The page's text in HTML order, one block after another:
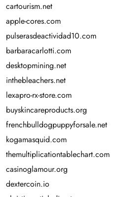
cartourism.net
apple-cores.com
pulserasdeactividad10.com
barbaracarlotti.com
desktopmining.net
inthebleachers.net
lexapro-rx-store.com
buyskincareproducts.org
frenchbulldogpuppyforsale.net
kogamasquid.com
themultiplicationtablechart.com
casinoglamour.org
dextercoin.io